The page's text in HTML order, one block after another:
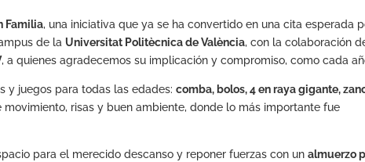
Familia, una iniciativa que ya se ha convertido en una cita esperada
de la Universitat Politècnica de València, con la colaboración
, a quienes agradecemos su implicación y compromiso, como cada
y juegos para todas las edades:comba, bolos, 4 en raya gigante,
movimiento, risas y buen ambiente, donde lo más importante fue
para el merecido descanso y reponer fuerzas con unalmuerzo